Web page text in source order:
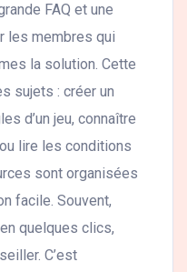
FAQ et une
les membres qui
la solution. Cette
sujets : créer un
d’un jeu, connaître
lire les conditions
sont organisées
facile. Souvent,
quelques clics,
C’est